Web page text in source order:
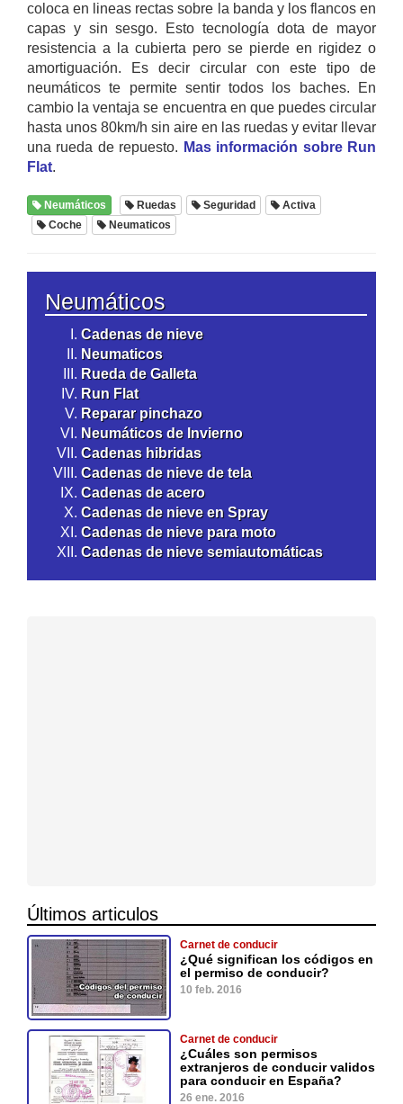
coloca en lineas rectas sobre la banda y los flancos en
capas y sin sesgo. Esto tecnología dota de mayor
resistencia a la cubierta pero se pierde en rigidez o
amortiguación. Es decir circular con este tipo de
neumáticos te permite sentir todos los baches. En
cambio la ventaja se encuentra en que puedes circular
hasta unos 80km/h sin aire en las ruedas y evitar llevar
una rueda de repuesto. Mas información sobre Run
Flat.
Neumáticos Ruedas Seguridad
Activa
Coche
Neumaticos
Neumáticos
Cadenas de nieve
Neumaticos
Rueda de Galleta
Run Flat
Reparar pinchazo
Neumáticos de Invierno
Cadenas hibridas
Cadenas de nieve de tela
Cadenas de acero
Cadenas de nieve en Spray
Cadenas de nieve para moto
Cadenas de nieve semiautomáticas
Últimos articulos
Carnet de conducir
¿Qué significan los códigos en
el permiso de conducir?
10 feb. 2016
Carnet de conducir
¿Cuáles son permisos
extranjeros de conducir validos
para conducir en España?
26 ene. 2016